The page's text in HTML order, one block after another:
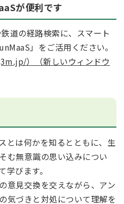
が便利です
道の経路検索に、スマート
」をご活用ください。
）（新しいウィンドウ
とは何かを知るとともに、生
む無意識の思い込みについ
学びます。
意見交換を交えながら、アン
気づきと対処について理解を